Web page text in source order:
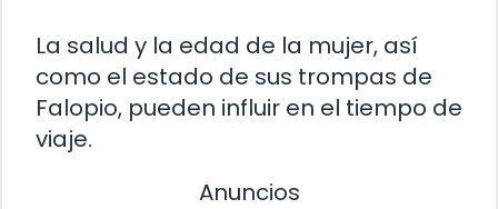
La salud y la edad de la mujer, así
como el estado de sus trompas de
Falopio, pueden influir en el tiempo de
viaje.
Anuncios